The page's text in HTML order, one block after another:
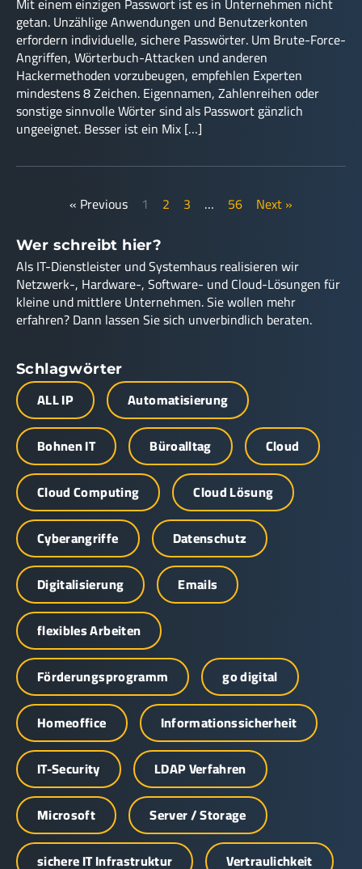
getan. Unzählige Anwendungen und Benutzerkonten
erfordern individuelle, sichere Passwörter. Um Brute-Force-
Angriffen, Wörterbuch-Attacken und anderen
Hackermethoden vorzubeugen, empfehlen Experten
mindestens 8 Zeichen. Eigennamen, Zahlenreihen oder
sonstige sinnvolle Wörter sind als Passwort gänzlich
ungeeignet. Besser ist ein Mix […]
« Previous 1 2 3 … 56 Next »
Wer schreibt hier?
Als IT-Dienstleister und Systemhaus realisieren wir
Netzwerk-, Hardware-, Software- und Cloud-Lösungen für
kleine und mittlere Unternehmen. Sie wollen mehr
erfahren? Dann lassen Sie sich unverbindlich beraten.
Schlagwörter
ALL IP
Automatisierung
Bohnen IT
Büroalltag
Cloud
Cloud Computing
Cloud Lösung
Cyberangriffe
Datenschutz
Digitalisierung
Emails
flexibles Arbeiten
Förderungsprogramm
go digital
Homeoffice
Informationssicherheit
IT-Security
LDAP Verfahren
Microsoft
Server / Storage
sichere IT Infrastruktur
Vertraulichkeit